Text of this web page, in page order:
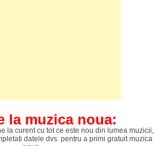
la muzica noua:
la curent cu tot ce este nou din lumea muzicii,
datele dvs. pentru a primi gratuit muzica